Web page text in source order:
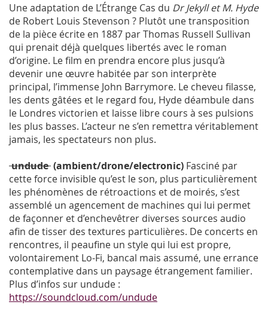
Une adaptation de L’Étrange Cas du Dr Jekyll et M. Hyde
de Robert Louis Stevenson ? Plutôt une transposition
de la pièce écrite en 1887 par Thomas Russell Sullivan
qui prenait déjà quelques libertés avec le roman
d’origine. Le film en prendra encore plus jusqu’à
devenir une œuvre habitée par son interprète
principal, l’immense John Barrymore. Le cheveu filasse,
les dents gâtées et le regard fou, Hyde déambule dans
le Londres victorien et laisse libre cours à ses pulsions
les plus basses. L’acteur ne s’en remettra véritablement
jamais, les spectateurs non plus.
undude(ambient/drone/electronic) Fasciné par
cette force invisible qu’est le son, plus particulièrement
les phénomènes de rétroactions et de moirés, s’est
assemblé un agencement de machines qui lui permet
de façonner et d’enchevêtrer diverses sources audio
afin de tisser des textures particulières. De concerts en
rencontres, il peaufine un style qui lui est propre,
volontairement Lo-Fi, bancal mais assumé, une errance
contemplative dans un paysage étrangement familier.
Plus d’infos sur undude :
https://soundcloud.com/undude